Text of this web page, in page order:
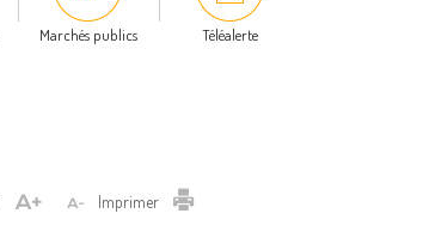
Marchés publics Téléalerte
Imprimer Imprimer